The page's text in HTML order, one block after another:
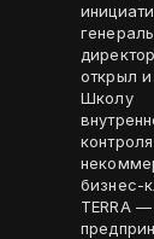
открыл
Школу
бизнес-
TERRA